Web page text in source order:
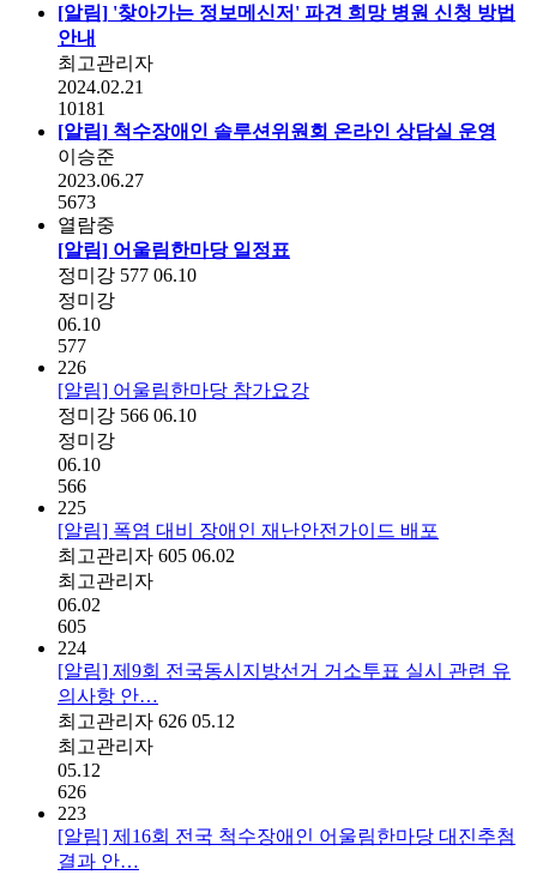
[알림] '찾아가는 정보메신저' 파견 희망 병원 신청 방법
안내
최고관리자
2024.02.21
10181
[알림] 척수장애인 솔루션위원회 온라인 상담실 운영
이승준
2023.06.27
5673
열람중
[알림] 어울림한마당 일정표
정미강 577 06.10
정미강
06.10
577
226
[알림] 어울림한마당 참가요강
정미강 566 06.10
정미강
06.10
566
225
[알림] 폭염 대비 장애인 재난안전가이드 배포
최고관리자 605 06.02
최고관리자
06.02
605
224
[알림] 제9회 전국동시지방선거 거소투표 실시 관련 유
의사항 안…
최고관리자 626 05.12
최고관리자
05.12
626
223
[알림] 제16회 전국 척수장애인 어울림한마당 대진추첨
결과 안…